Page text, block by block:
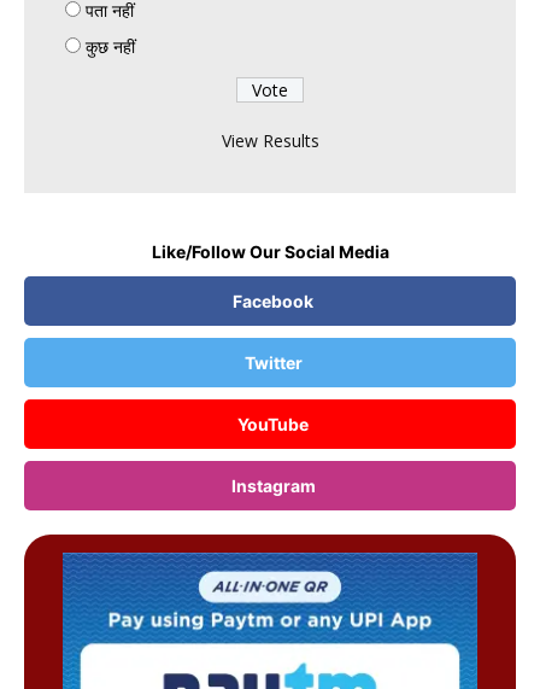
हुआ:दूध-चीनी समेत राशन की 99% चीजों के दाम बढ़े; त्योहारों में और बढ़ेगी
महंगाई
पता नहीं
कुछ नहीं
View Results
Like/Follow Our Social Media
Facebook
Twitter
YouTube
Instagram